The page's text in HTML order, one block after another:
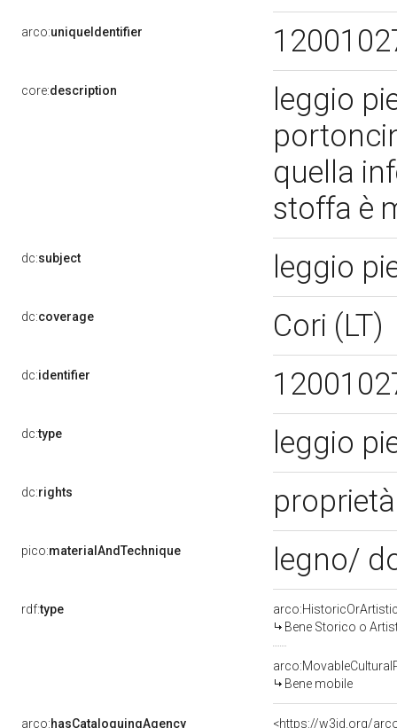
arco:uniqueIdentifier
core:description
leggio
quella
stoffa è
dc:subject leggio
dc:coverage Cori (LT)
dc:identifier
dc:type leggio
dc:rights
pico:materialAndTechnique legno/
rdf:type
Bene Storico o
Bene mobile
arco:hasCataloguingAgency
<https://w3id.org/